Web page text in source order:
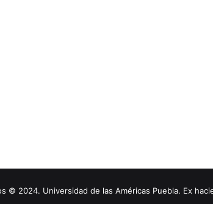
© 2024. Universidad de las Américas Puebla. Ex